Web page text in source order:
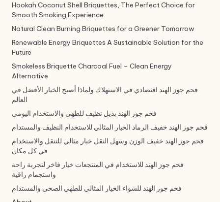
Hookah Coconut Shell Briquettes, The Perfect Choice for
Smooth Smoking Experience
Natural Clean Burning Briquettes for a Greener Tomorrow
Renewable Energy Briquettes A Sustainable Solution for the
Future
Smokeless Briquette Charcoal Fuel – Clean Energy
Alternative
فحم جوز الهند اقتصادي في الاستهلاك ولماذا أصبح الخيار الأفضل في
العالم
فحم جوز الهند بديل نظيف للطهي والاستخدام اليومي
فحم جوز الهند خفيف الرماد الخيار المثالي للاستخدام النظيف والمستدام
فحم جوز الهند خفيف الوزن وسهل النقل خيار مثالي للتنقل والاستخدام
في كل مكان
فحم جوز الهند للاستخدام في المنتجعات خيار فاخر لتجربة راحة
واستجمام راقية
فحم جوز الهند للشواء الخيار المثالي للطهي الصحي والمستدام